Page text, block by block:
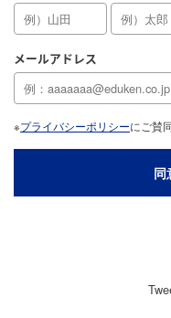
メールアドレス
※プライバシーポリシーにご賛